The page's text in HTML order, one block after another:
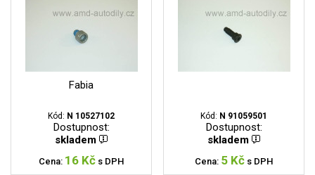
Fabia
Kód: N 10527102
Dostupnost:
skladem
Cena: 16 Kč s DPH
Kód: N 91059501
Dostupnost:
skladem
Cena: 5 Kč s DPH